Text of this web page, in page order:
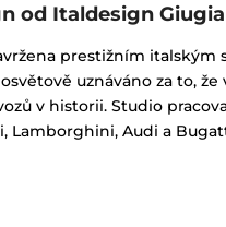
od Italdesign
prestižním
uznáváno za to,
v historii. Studio
Lamborghini, Audi a